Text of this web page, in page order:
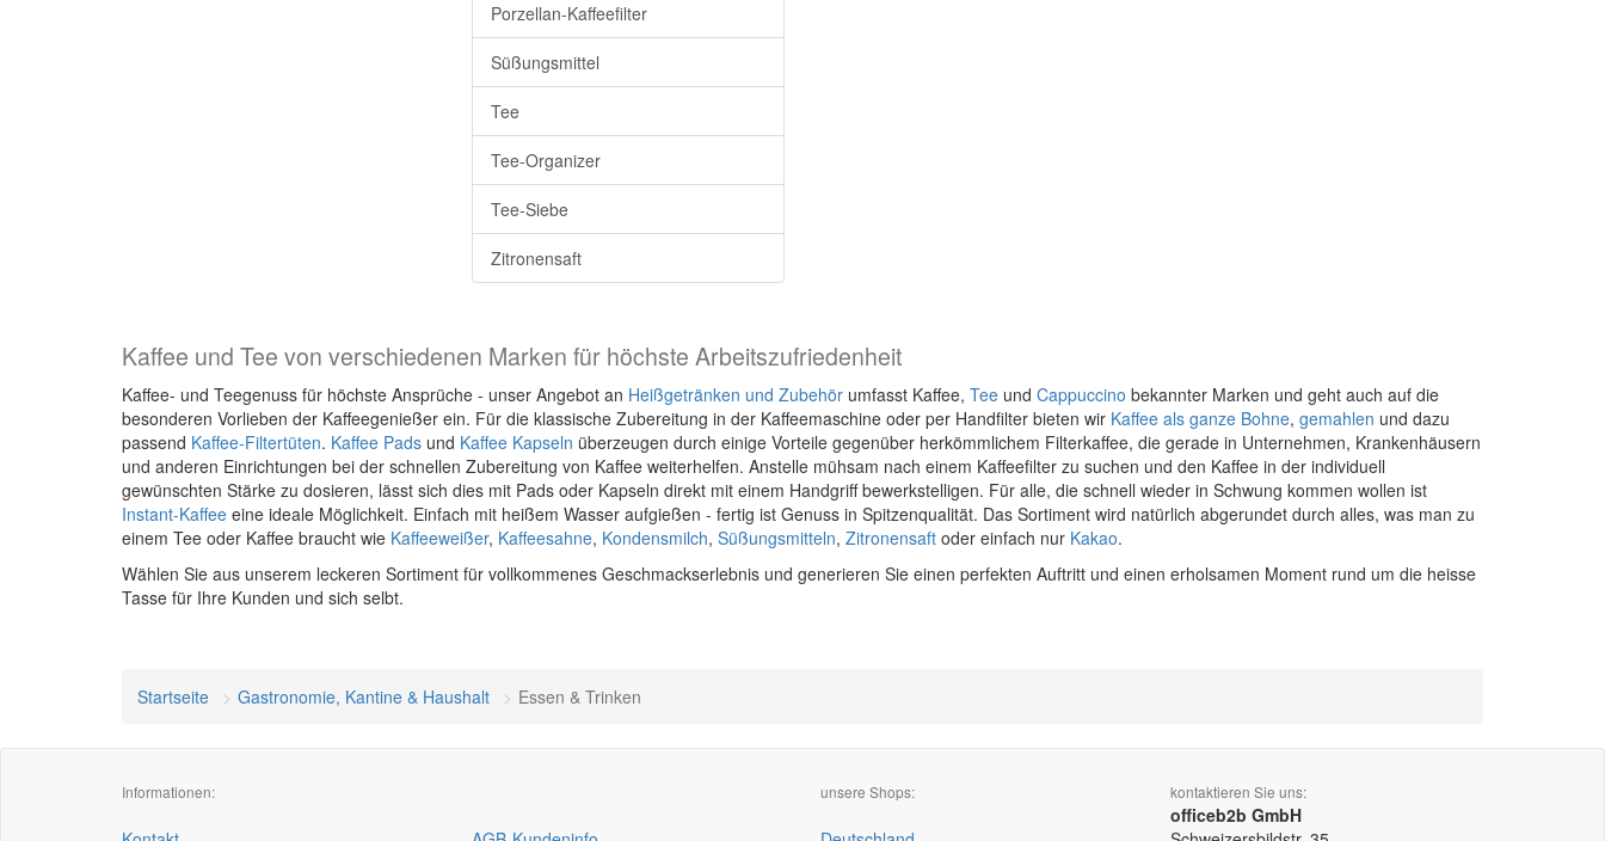
Porzellan-Kaffeefilter
Süßungsmittel
Tee
Tee-Organizer
Tee-Siebe
Zitronensaft
Kaffee und Tee von verschiedenen Marken für höchste Arbeitszufriedenheit
Kaffee- und Teegenuss für höchste Ansprüche - unser Angebot an Heißgetränken und Zubehör umfasst Kaffee, Tee und Cappuccino bekannter Marken und geht auch auf die
besonderen Vorlieben der Kaffeegenießer ein. Für die klassische Zubereitung in der Kaffeemaschine oder per Handfilter bieten wir Kaffee als ganze Bohne, gemahlen und dazu
passend Kaffee-Filtertüten. Kaffee Pads und Kaffee Kapseln überzeugen durch einige Vorteile gegenüber herkömmlichem Filterkaffee, die gerade in Unternehmen, Krankenhäusern
und anderen Einrichtungen bei der schnellen Zubereitung von Kaffee weiterhelfen. Anstelle mühsam nach einem Kaffeefilter zu suchen und den Kaffee in der individuell
gewünschten Stärke zu dosieren, lässt sich dies mit Pads oder Kapseln direkt mit einem Handgriff bewerkstelligen. Für alle, die schnell wieder in Schwung kommen wollen ist
Instant-Kaffee eine ideale Möglichkeit. Einfach mit heißem Wasser aufgießen - fertig ist Genuss in Spitzenqualität. Das Sortiment wird natürlich abgerundet durch alles, was man zu
einem Tee oder Kaffee braucht wie Kaffeeweißer, Kaffeesahne, Kondensmilch, Süßungsmitteln, Zitronensaft oder einfach nur Kakao.
Wählen Sie aus unserem leckeren Sortiment für vollkommenes Geschmackserlebnis und generieren Sie einen perfekten Auftritt und einen erholsamen Moment rund um die heisse
Tasse für Ihre Kunden und sich selbt.
Startseite Gastronomie, Kantine & Haushalt Essen & Trinken
Informationen: unsere Shops: kontaktieren Sie uns:
officeb2b GmbH